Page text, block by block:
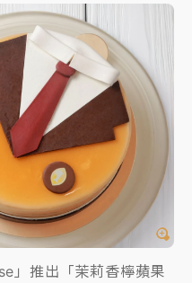
」推出「茉莉香檸蘋果